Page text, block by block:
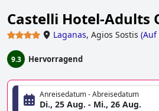
Castelli Hotel-Adults
Laganas, Agios Sostis (Auf
9.3 Hervorragend
Anreisedatum - Abreisedatum
Di., 25 Aug. - Mi., 26 Aug.